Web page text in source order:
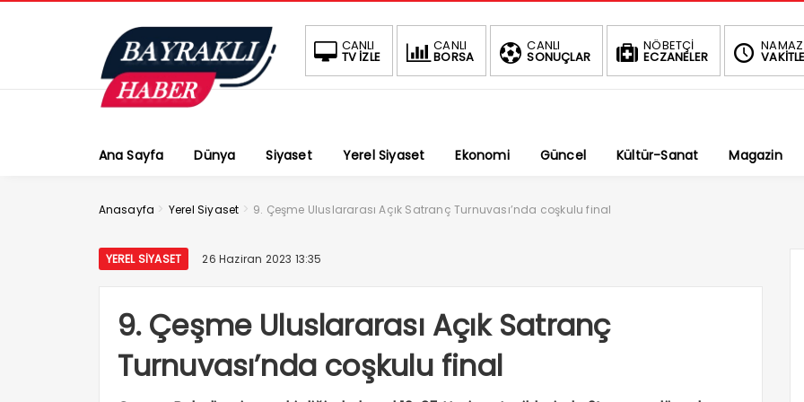
CANLI
TV İZLE
CANLI
BORSA
CANLI
SONUÇLAR
NÖBETÇİ
ECZANELER
NAMAZ
BIST
-0.17% 1.687,81
DOLAR
% 47,6960
Ana Sayfa Dünya Siyaset Yerel Siyaset Ekonomi Güncel Kültür-Sanat Magazin
Anasayfa > Yerel Siyaset > 9. Çeşme Uluslararası Açık Satranç Turnuvası’nda coşkulu final
YEREL SIYASET 26 Haziran 2023 13:35
9. Çeşme Uluslararası Açık Satranç
Turnuvası’nda coşkulu final